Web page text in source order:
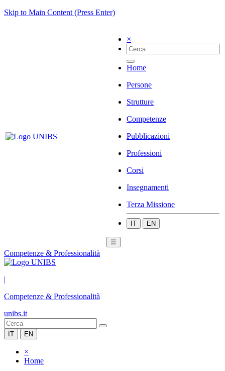
Skip to Main Content (Press Enter)
×
Home
Persone
Strutture
Competenze
Pubblicazioni
Professioni
Corsi
Insegnamenti
Terza Missione
IT EN
☰
Competenze & Professionalità
|
Competenze & Professionalità
unibs.it
IT EN
×
Home